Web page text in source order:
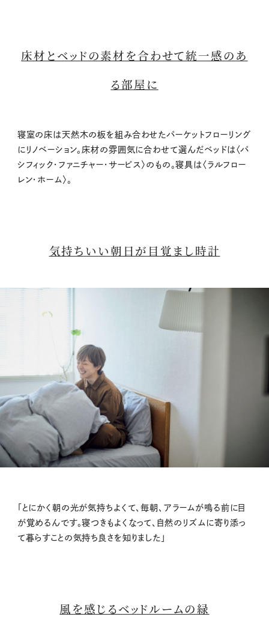
床材とベッドの素材を合わせて統一感のあ
る部屋に
寝室の床は天然木の板を組み合わせたパーケットフローリング
にリノベーション。床材の雰囲気に合わせて選んだベッドは〈パ
シフィック・ファニチャー・サービス〉のもの。寝具は〈ラルフロー
レン・ホーム〉。
気持ちいい朝日が目覚まし時計
「とにかく朝の光が気持ちよくて、毎朝、アラームが鳴る前に目
が覚めるんです。寝つきもよくなって、自然のリズムに寄り添っ
て暮らすことの気持ち良さを知りました」
風を感じるベッドルームの緑